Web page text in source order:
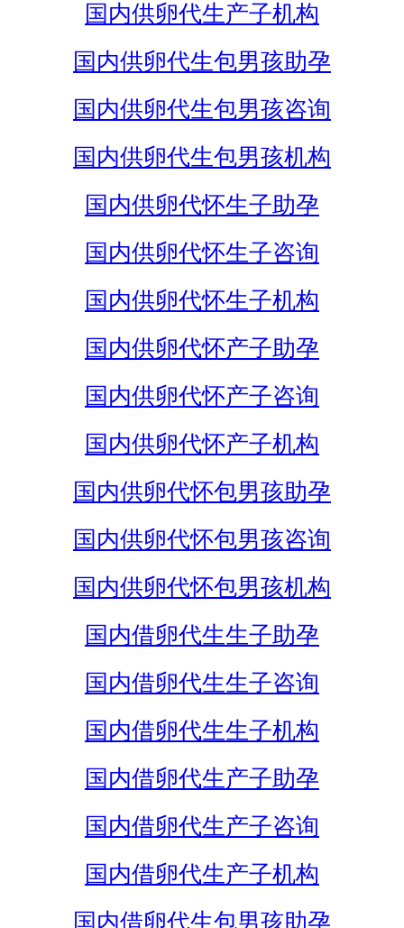
国内供卵代生产子机构
国内供卵代生包男孩助孕
国内供卵代生包男孩咨询
国内供卵代生包男孩机构
国内供卵代怀生子助孕
国内供卵代怀生子咨询
国内供卵代怀生子机构
国内供卵代怀产子助孕
国内供卵代怀产子咨询
国内供卵代怀产子机构
国内供卵代怀包男孩助孕
国内供卵代怀包男孩咨询
国内供卵代怀包男孩机构
国内借卵代生生子助孕
国内借卵代生生子咨询
国内借卵代生生子机构
国内借卵代生产子助孕
国内借卵代生产子咨询
国内借卵代生产子机构
国内借卵代生包男孩助孕